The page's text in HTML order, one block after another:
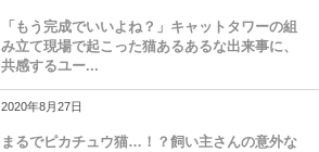
「もう完成でいいよね？」キャットタワーの組
み立て現場で起こった猫あるあるな出来事に、
共感するユー...
2020年8月27日
まるでピカチュウ猫…！？飼い主さんの意外な